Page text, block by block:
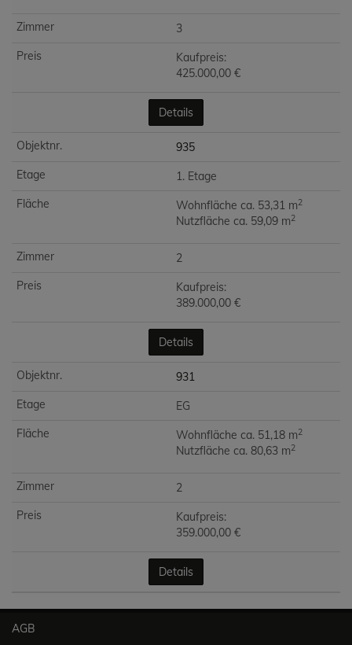
3
Kaufpreis:
425.000,00 €
Details
935
1. Etage
Wohnfläche ca. 53,31 m2
Nutzfläche ca. 59,09 m2
2
Kaufpreis:
389.000,00 €
Details
931
EG
Wohnfläche ca. 51,18 m2
Nutzfläche ca. 80,63 m2
2
Kaufpreis:
359.000,00 €
Details
AGB